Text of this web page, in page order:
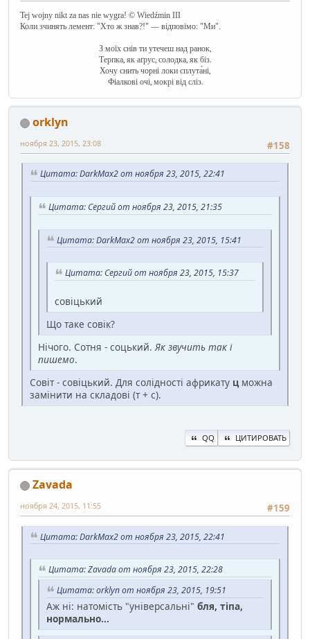
Tej wojny nikt za nas nie wygra! © Wiedźmin III
Коли зчинять лемент: "Хто ж знав?!" — відповімо: "Ми".
З моїх снів ти утечеш над ранок,
Терпка, як аґрус, солодка, як біз.
Хочу снить чорні локи сплута́ні,
Фіалкові очі, мокрі від сліз.
orklyn
#158
ноября 23, 2015, 23:08
Цитата: DarkMax2 от ноября 23, 2015, 22:41
Цитата: Сергий от ноября 23, 2015, 21:35
Цитата: DarkMax2 от ноября 23, 2015, 15:41
Цитата: Сергий от ноября 23, 2015, 15:37
совіцький
Що таке совік?
Нічого. Сотня - соцький.Як звучить так і
пишемо.
Совіт - совіцький. Для солідності африкату цможна
замінити на складові (т + с).
QQ ЦИТИРОВАТЬ
Zavada
#159
ноября 24, 2015, 11:55
Цитата: DarkMax2 от ноября 23, 2015, 22:41
Цитата: Zavada от ноября 23, 2015, 22:28
Цитата: orklyn от ноября 23, 2015, 19:51
Аж ні: натомість "універсальні" бля, тіпа,
нормально...